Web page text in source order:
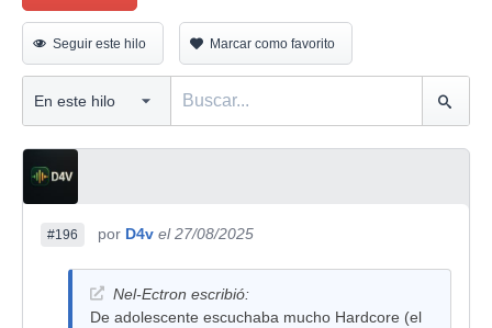
Seguir este hilo Marcar como favorito
#196 por D4v el 27/08/2025
Nel-Ectron escribió:
De adolescente escuchaba mucho Hardcore (el